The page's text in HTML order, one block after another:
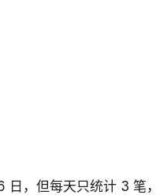
，但每天只统计 3 笔